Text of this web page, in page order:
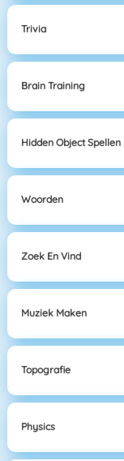
Trivia
Brain Training
Hidden Object Spellen
Woorden
Zoek En Vind
Muziek Maken
Topografie
Physics